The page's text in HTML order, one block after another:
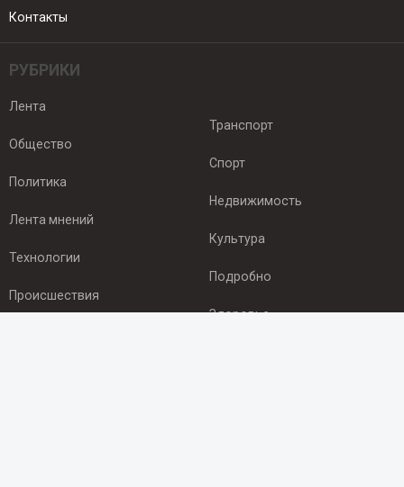
Контакты
РУБРИКИ
Лента
Общество
Политика
Лента мнений
Технологии
Происшествия
Транспорт
Спорт
Недвижимость
Культура
Подробно
Здоровье